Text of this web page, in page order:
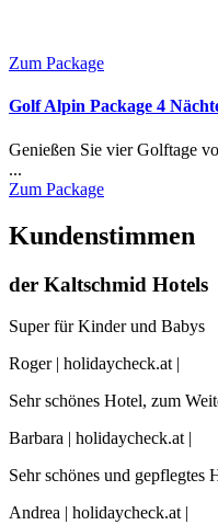
Zum Package
Golf Alpin Package 4
Genießen Sie vier Golftage
...
Zum Package
Kundenstimmen
der Kaltschmid Hotels
Super für Kinder und Babys
Roger | holidaycheck.at |
Sehr schönes Hotel, zum
Barbara | holidaycheck.at |
Sehr schönes und gepflegtes
Andrea | holidaycheck.at |